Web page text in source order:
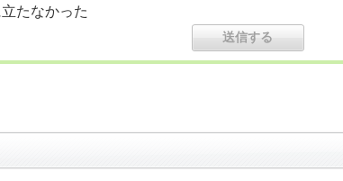
たなかった